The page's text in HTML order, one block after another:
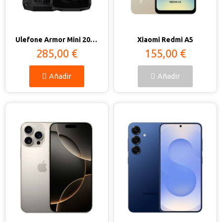
Vista rápida Ulefone Armor Mini 20 8GB/256GB
285,00 €
Añadir
Vista rápida
Xiaomi Redmi A5
155,00 €
Añadir